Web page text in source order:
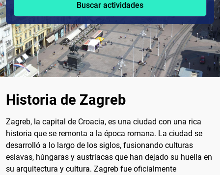
Buscar actividades
Historia de Zagreb
Zagreb, la capital de Croacia, es una ciudad con una rica
historia que se remonta a la época romana. La ciudad se
desarrolló a lo largo de los siglos, fusionando culturas
eslavas, húngaras y austriacas que han dejado su huella en
su arquitectura y cultura. Zagreb fue oficialmente